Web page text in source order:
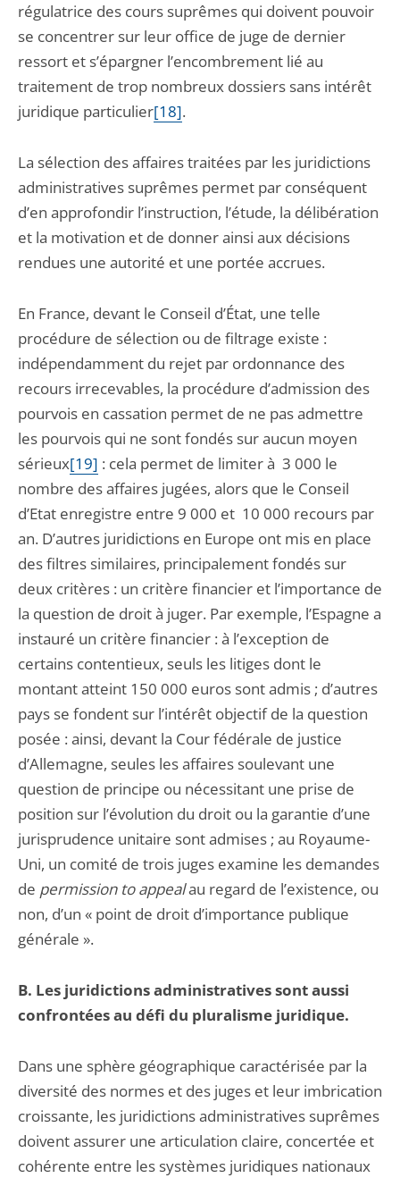
régulatrice des cours suprêmes qui doivent pouvoir
se concentrer sur leur office de juge de dernier
ressort et s’épargner l’encombrement lié au
traitement de trop nombreux dossiers sans intérêt
juridique particulier[18].
La sélection des affaires traitées par les juridictions
administratives suprêmes permet par conséquent
d’en approfondir l’instruction, l’étude, la délibération
et la motivation et de donner ainsi aux décisions
rendues une autorité et une portée accrues.
En France, devant le Conseil d’État, une telle
procédure de sélection ou de filtrage existe :
indépendamment du rejet par ordonnance des
recours irrecevables, la procédure d’admission des
pourvois en cassation permet de ne pas admettre
les pourvois qui ne sont fondés sur aucun moyen
sérieux[19] : cela permet de limiter à 3 000 le
nombre des affaires jugées, alors que le Conseil
d’Etat enregistre entre 9 000 et 10 000 recours par
an. D’autres juridictions en Europe ont mis en place
des filtres similaires, principalement fondés sur
deux critères : un critère financier et l’importance de
la question de droit à juger. Par exemple, l’Espagne a
instauré un critère financier : à l’exception de
certains contentieux, seuls les litiges dont le
montant atteint 150 000 euros sont admis ; d’autres
pays se fondent sur l’intérêt objectif de la question
posée : ainsi, devant la Cour fédérale de justice
d’Allemagne, seules les affaires soulevant une
question de principe ou nécessitant une prise de
position sur l’évolution du droit ou la garantie d’une
jurisprudence unitaire sont admises ; au Royaume-
Uni, un comité de trois juges examine les demandes
de permission to appealau regard de l’existence, ou
non, d’un « point de droit d’importance publique
générale ».
B. Les juridictions administratives sont aussi
confrontées au défi du pluralisme juridique.
Dans une sphère géographique caractérisée par la
diversité des normes et des juges et leur imbrication
croissante, les juridictions administratives suprêmes
doivent assurer une articulation claire, concertée et
cohérente entre les systèmes juridiques nationaux